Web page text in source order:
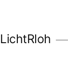
LichtRloh